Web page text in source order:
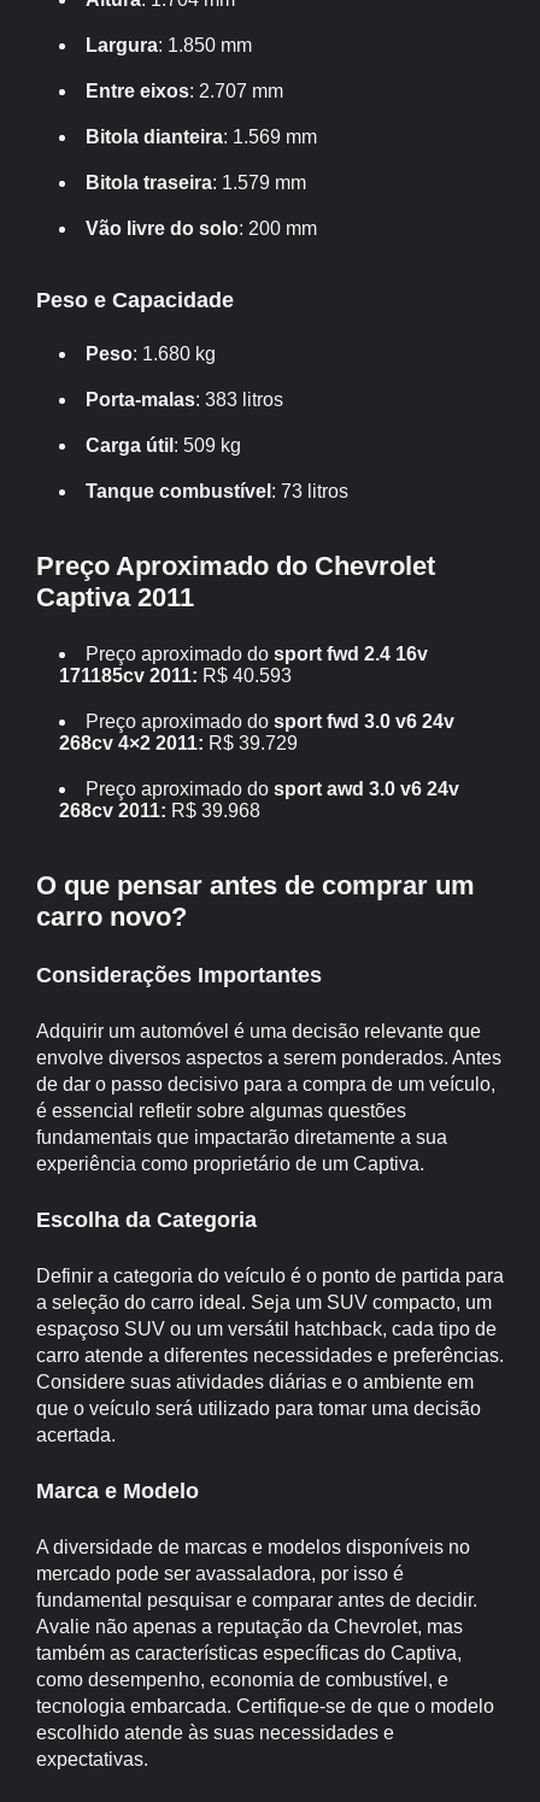
Largura: 1.850 mm
Entre eixos: 2.707 mm
Bitola dianteira: 1.569 mm
Bitola traseira: 1.579 mm
Vão livre do solo: 200 mm
Peso e Capacidade
Peso: 1.680 kg
Porta-malas: 383 litros
Carga útil : 509 kg
Tanque combustível : 73 litros
Preço Aproximado do Chevrolet
Captiva 2011
Preço aproximado dosport fwd 2.4 16v
171185cv 2011: R$ 40.593
Preço aproximado dosport fwd 3.0 v6 24v
268cv 4×2 2011: R$ 39.729
Preço aproximado dosport awd 3.0 v6 24v
268cv 2011: R$ 39.968
O que pensar antes de comprar um
carro novo?
Considerações Importantes
Adquirir um automóvel é uma decisão relevante que
envolve diversos aspectos a serem ponderados. Antes
de dar o passo decisivo para a compra de um veículo,
é essencial refletir sobre algumas questões
fundamentais que impactarão diretamente a sua
experiência como proprietário de um Captiva.
Escolha da Categoria
Definir a categoria do veículo é o ponto de partida para
a seleção do carro ideal. Seja um SUV compacto, um
espaçoso SUV ou um versátil hatchback, cada tipo de
carro atende a diferentes necessidades e preferências.
Considere suas atividades diárias e o ambiente em
que o veículo será utilizado para tomar uma decisão
acertada.
Marca e Modelo
A diversidade de marcas e modelos disponíveis no
mercado pode ser avassaladora, por isso é
fundamental pesquisar e comparar antes de decidir.
Avalie não apenas a reputação da Chevrolet, mas
também as características específicas do Captiva,
como desempenho, economia de combustível, e
tecnologia embarcada. Certifique-se de que o modelo
escolhido atende às suas necessidades e
expectativas.